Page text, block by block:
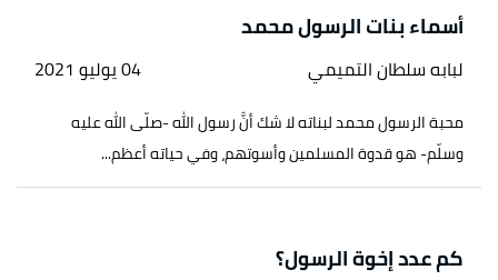
أسماء بنات الرسول محمد
لبابه سلطان التميمي 04 يوليو 2021
محبة الرسول محمد لبناته لا شك أنَّ رسول الله -صلّى الله عليه
وسلّم- هو قدوة المسلمين وأسوتهم، وفي حياته أعظم...
كم عدد إخوة الرسول؟